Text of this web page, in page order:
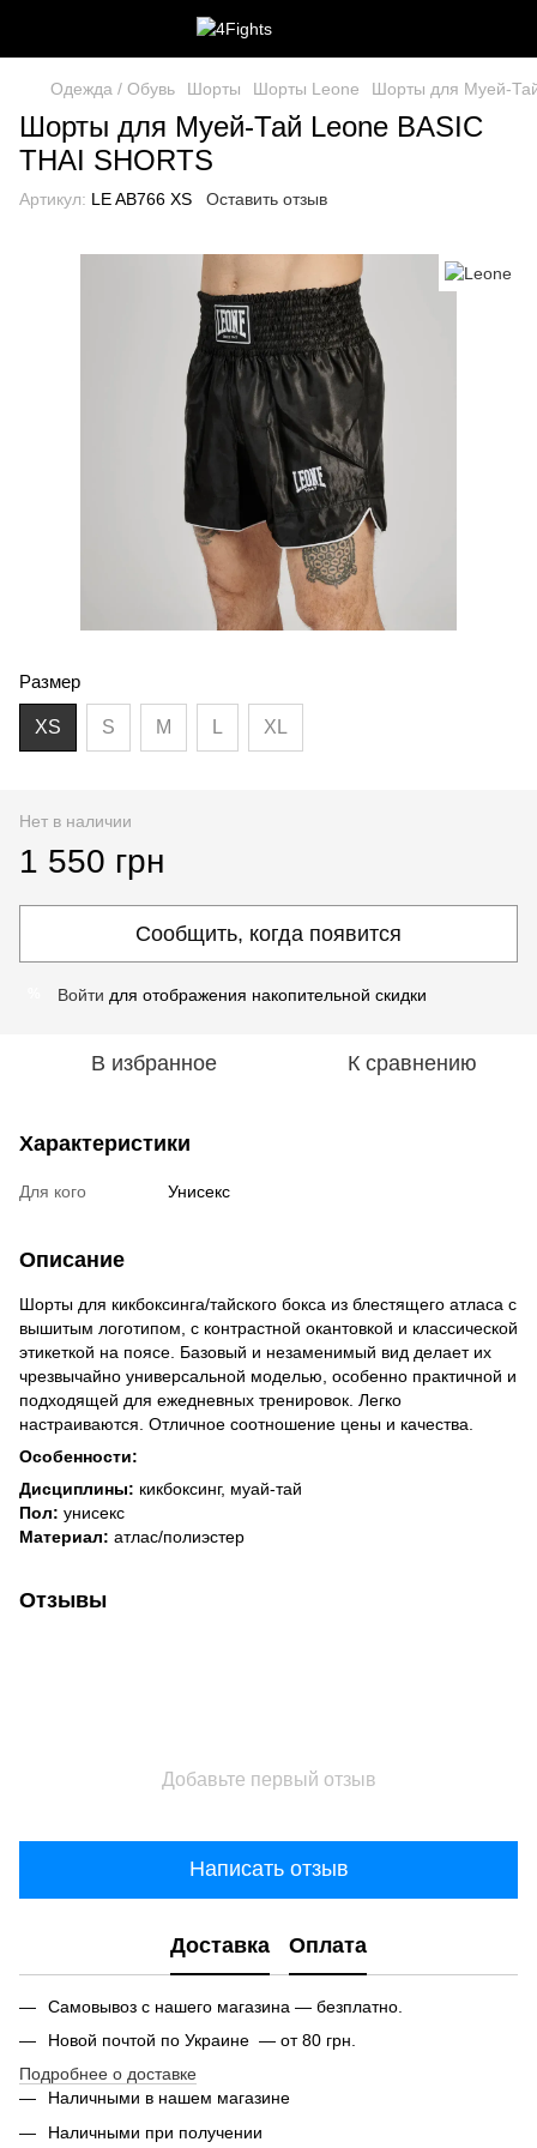
Одежда / Обувь Шорты Шорты Leone Шорты для Муей-
Шорты для Муей-Тай Leone BASIC
THAI SHORTS
Артикул: LE AB766 XS Оставить отзыв
Размер
XS S M L XL
Нет в наличии
1 550 грн
Сообщить, когда появится
Войти для отображения накопительной скидки
В избранное К сравнению
Характеристики
Для кого Унисекс
Описание
Шорты для кикбоксинга/тайского бокса из блестящего атласа с
вышитым логотипом, с контрастной окантовкой и классической
этикеткой на поясе. Базовый и незаменимый вид делает их
чрезвычайно универсальной моделью, особенно практичной и
подходящей для ежедневных тренировок. Легко
настраиваются. Отличное соотношение цены и качества.
Особенности:
Дисциплины: кикбоксинг, муай-тай
Пол: унисекс
Материал: атлас/полиэстер
Отзывы
Добавьте первый отзыв
Написать отзыв
Доставка Оплата
Самовывоз с нашего магазина — безплатно.
Новой почтой по Украине — от 80 грн.
Подробнее о доставке
Наличными в нашем магазине
Наличными при получении